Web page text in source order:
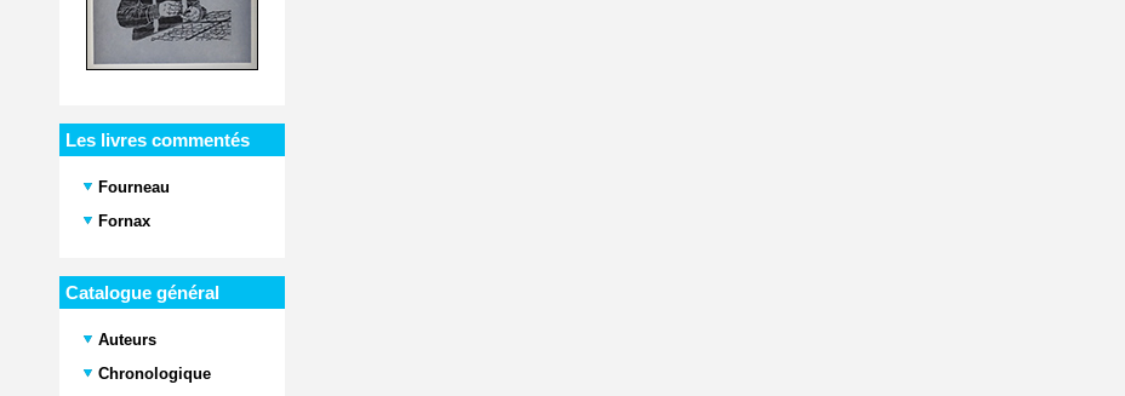
Les livres commentés
Fourneau
Fornax
Catalogue général
Auteurs
Chronologique